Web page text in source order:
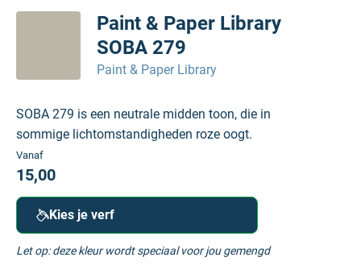
Paint & Paper Library
SOBA 279
Paint & Paper Library
SOBA 279 is een neutrale midden toon, die in
sommige lichtomstandigheden roze oogt.
Vanaf
15,00
Kies je verf
Let op: deze kleur wordt speciaal voor jou gemengd